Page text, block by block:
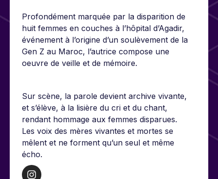
Profondément marquée par la disparition de
huit femmes en couches à l’hôpital d’Agadir,
événement à l’origine d’un soulèvement de la
Gen Z au Maroc, l’autrice compose une
oeuvre de veille et de mémoire.
Sur scène, la parole devient archive vivante,
et s’élève, à la lisière du cri et du chant,
rendant hommage aux femmes disparues.
Les voix des mères vivantes et mortes se
mêlent et ne forment qu’un seul et même
écho.